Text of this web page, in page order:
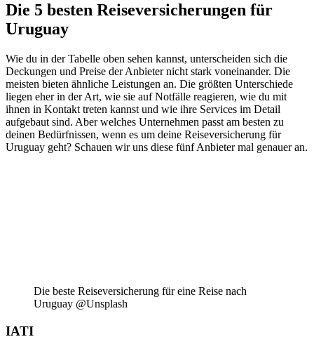
Die 5 besten Reiseversicherungen für
Uruguay
Wie du in der Tabelle oben sehen kannst, unterscheiden sich die
Deckungen und Preise der Anbieter nicht stark voneinander. Die
meisten bieten ähnliche Leistungen an. Die größten Unterschiede
liegen eher in der Art, wie sie auf Notfälle reagieren, wie du mit
ihnen in Kontakt treten kannst und wie ihre Services im Detail
aufgebaut sind. Aber welches Unternehmen passt am besten zu
deinen Bedürfnissen, wenn es um deine Reiseversicherung für
Uruguay geht? Schauen wir uns diese fünf Anbieter mal genauer an.
Die beste Reiseversicherung für eine Reise nach
Uruguay @Unsplash
IATI